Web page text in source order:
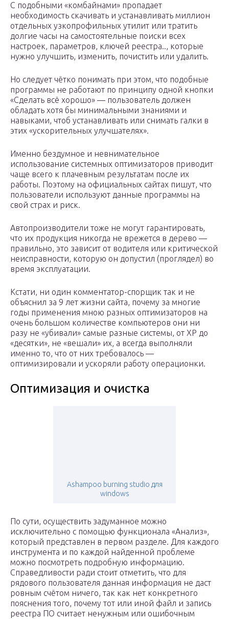
С подобными «комбайнами» пропадает
необходимость скачивать и устанавливать миллион
отдельных узкопрофильных утилит или тратить
долгие часы на самостоятельные поиски всех
настроек, параметров, ключей реестра.., которые
нужно улучшить, изменить, почистить или удалить.
Но следует чётко понимать при этом, что подобные
программы не работают по принципу одной кнопки
«Сделать всё хорошо» — пользователь должен
обладать хотя бы минимальными знаниями и
навыками, чтоб устанавливать или снимать галки в
этих «ускорительных улучшателях».
Именно бездумное и невнимательное
использование системных оптимизаторов приводит
чаще всего к плачевным результатам после их
работы. Поэтому на официальных сайтах пишут, что
пользователи используют данные программы на
свой страх и риск.
Автопроизводители тоже не могут гарантировать,
что их продукция никогда не врежется в дерево —
правильно, это зависит от водителя или критической
неисправности, которую он допустил (проглядел) во
время эксплуатации.
Кстати, ни один комментатор-спорщик так и не
объяснил за 9 лет жизни сайта, почему за многие
годы применения мною разных оптимизаторов на
очень большом количестве компьютеров они ни
разу не «убивали» самые разные системы, от XP до
«десятки», не «вешали» их, а всегда выполняли
именно то, что от них требовалось —
оптимизировали и ускоряли работу операционки.
Оптимизация и очистка
Ashampoo burning studio для
windows
По сути, осуществить задуманное можно
исключительно с помощью функционала «Анализ»,
который представлен в первом разделе. Для каждого
инструмента и по каждой найденной проблеме
можно посмотреть подробную информацию.
Справедливости ради стоит отметить, что для
рядового пользователя данная информация не даст
ровным счётом ничего, так как нет конкретного
пояснения того, почему тот или иной файл и запись
реестра ПО считает ненужным или ошибочным